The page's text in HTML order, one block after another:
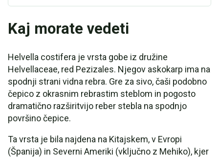
Kaj morate vedeti
Helvella costifera je vrsta gobe iz družine
Helvellaceae, red Pezizales. Njegov askokarp ima na
spodnji strani vidna rebra. Gre za sivo, čaši podobno
čepico z okrasnim rebrastim steblom in pogosto
dramatično razširitvijo reber stebla na spodnjo
površino čepice.
Ta vrsta je bila najdena na Kitajskem, v Evropi
(Španija) in Severni Ameriki (vključno z Mehiko), kjer